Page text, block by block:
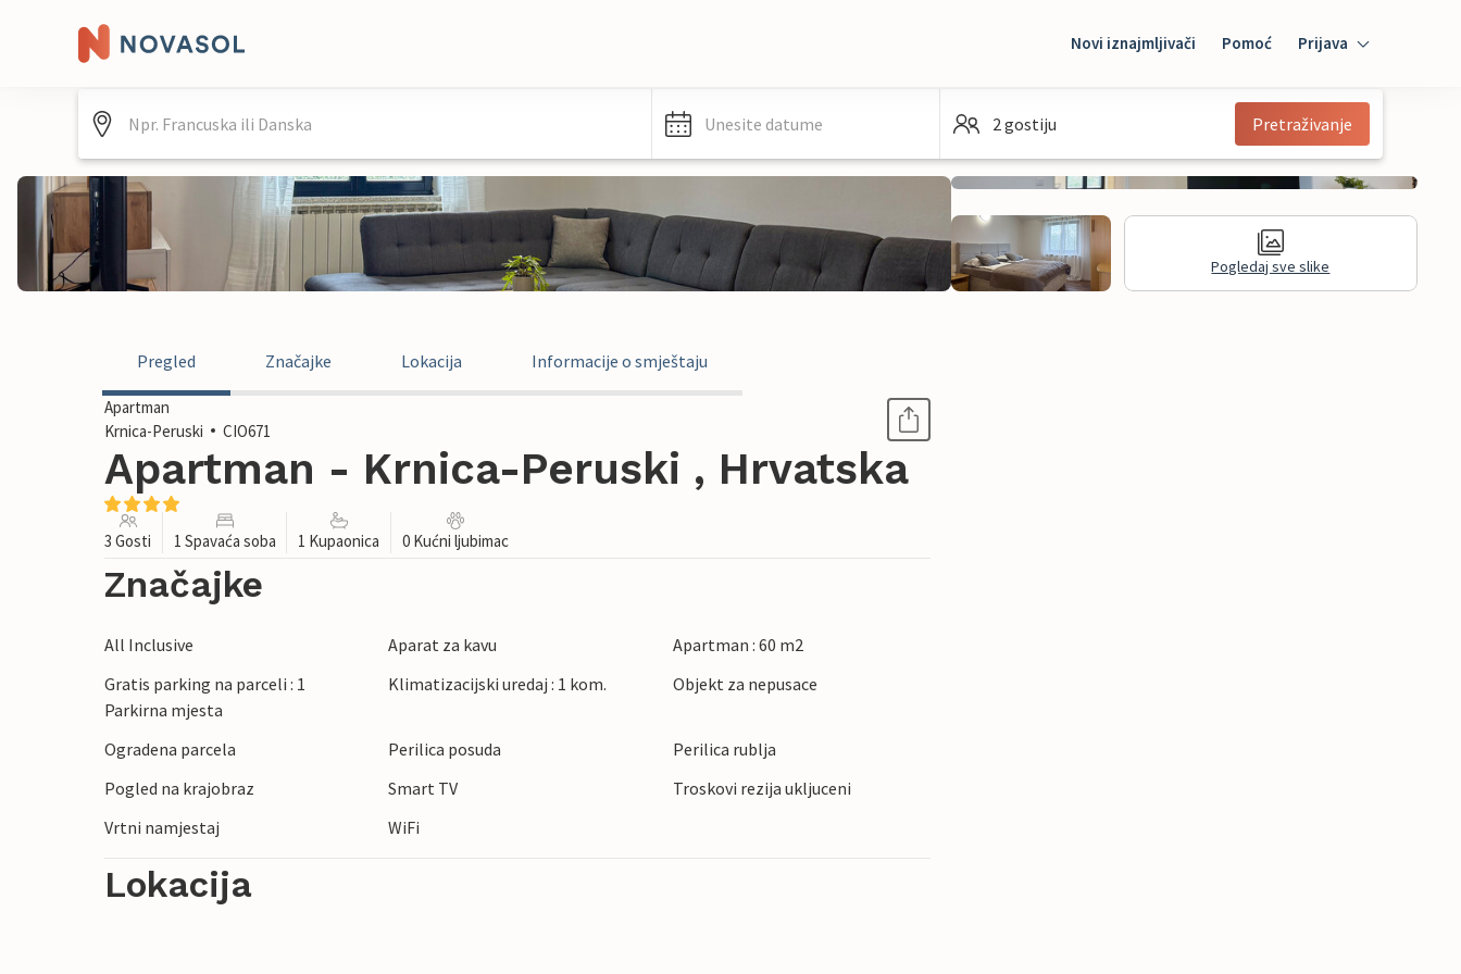
Novi iznajmljivači Pomoć Prijava
Mybooking
Unesite datume 2 gostiju Pretraživanje
Pogledaj sve slike
Pregled Značajke Lokacija Informacije o smještaju
Apartman
Krnica-Peruski
CIO671
Apartman - Krnica-Peruski , Hrvatska
3 Gosti 1 Spavaća soba 1 Kupaonica 0 Kućni ljubimac
Značajke
All Inclusive Aparat za kavu
Apartman : 60 m2
Gratis parking na parceli : 1
Parkirna mjesta
Klimatizacijski uredaj : 1 kom. Objekt za nepusace
Ogradena parcela Perilica posuda
Perilica rublja
Pogled na krajobraz
Smart TV
Troskovi rezija ukljuceni
Vrtni namjestaj
WiFi
Lokacija